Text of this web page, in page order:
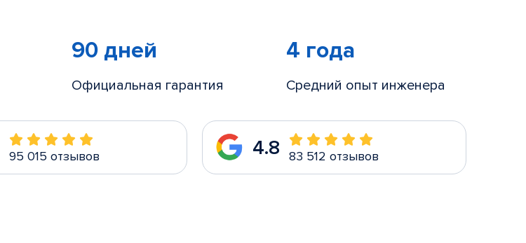
90 дней
Официальная гарантия
4 года
Средний опыт инженера
95 015 отзывов 4.8 83 512 отзывов